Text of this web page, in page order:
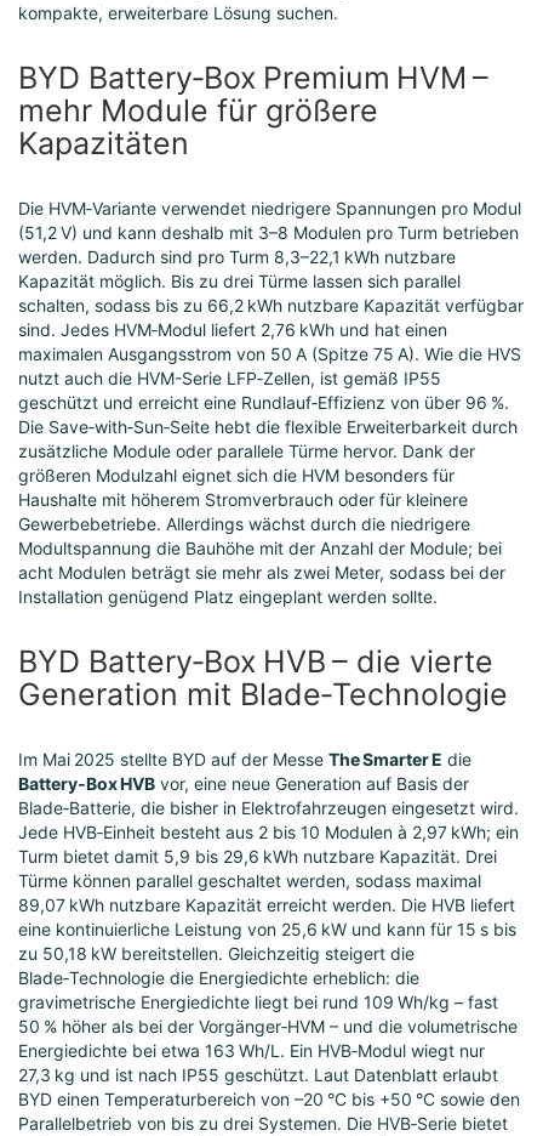
kompakte, erweiterbare Lösung suchen.
BYD Battery‑Box Premium HVM –
mehr Module für größere
Kapazitäten
Die HVM‑Variante verwendet niedrigere Spannungen pro Modul
(51,2 V) und kann deshalb mit 3–8 Modulen pro Turm betrieben
werden. Dadurch sind pro Turm 8,3–22,1 kWh nutzbare
Kapazität möglich. Bis zu drei Türme lassen sich parallel
schalten, sodass bis zu 66,2 kWh nutzbare Kapazität verfügbar
sind. Jedes HVM‑Modul liefert 2,76 kWh und hat einen
maximalen Ausgangsstrom von 50 A (Spitze 75 A). Wie die HVS
nutzt auch die HVM-Serie LFP‑Zellen, ist gemäß IP55
geschützt und erreicht eine Rundlauf‑Effizienz von über 96 %.
Die Save‑with‑Sun‑Seite hebt die flexible Erweiterbarkeit durch
zusätzliche Module oder parallele Türme hervor. Dank der
größeren Modulzahl eignet sich die HVM besonders für
Haushalte mit höherem Stromverbrauch oder für kleinere
Gewerbebetriebe. Allerdings wächst durch die niedrigere
Modultspannung die Bauhöhe mit der Anzahl der Module; bei
acht Modulen beträgt sie mehr als zwei Meter, sodass bei der
Installation genügend Platz eingeplant werden sollte.
BYD Battery‑Box HVB – die vierte
Generation mit Blade‑Technologie
Im Mai 2025 stellte BYD auf der Messe The Smarter E die
Battery‑Box HVB vor, eine neue Generation auf Basis der
Blade‑Batterie, die bisher in Elektrofahrzeugen eingesetzt wird.
Jede HVB‑Einheit besteht aus 2 bis 10 Modulen à 2,97 kWh; ein
Turm bietet damit 5,9 bis 29,6 kWh nutzbare Kapazität. Drei
Türme können parallel geschaltet werden, sodass maximal
89,07 kWh nutzbare Kapazität erreicht werden. Die HVB liefert
eine kontinuierliche Leistung von 25,6 kW und kann für 15 s bis
zu 50,18 kW bereitstellen. Gleichzeitig steigert die
Blade‑Technologie die Energiedichte erheblich: die
gravimetrische Energiedichte liegt bei rund 109 Wh/kg – fast
50 % höher als bei der Vorgänger‑HVM – und die volumetrische
Energiedichte bei etwa 163 Wh/L. Ein HVB‑Modul wiegt nur
27,3 kg und ist nach IP55 geschützt. Laut Datenblatt erlaubt
BYD einen Temperaturbereich von –20 °C bis +50 °C sowie den
Parallelbetrieb von bis zu drei Systemen. Die HVB‑Serie bietet